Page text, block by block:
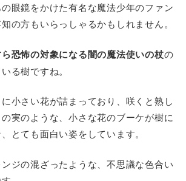
眼鏡をかけた有名な魔法少年のファン
の方もいらっしゃるかもしれません。
恐怖の対象になる闇の魔法使いの杖の
る樹ですね。
小さい花が詰まっており、咲くと熟し
実のような、小さな花のブーケが樹に
とても面白い姿をしています。
ジの混ざったような、不思議な色合い